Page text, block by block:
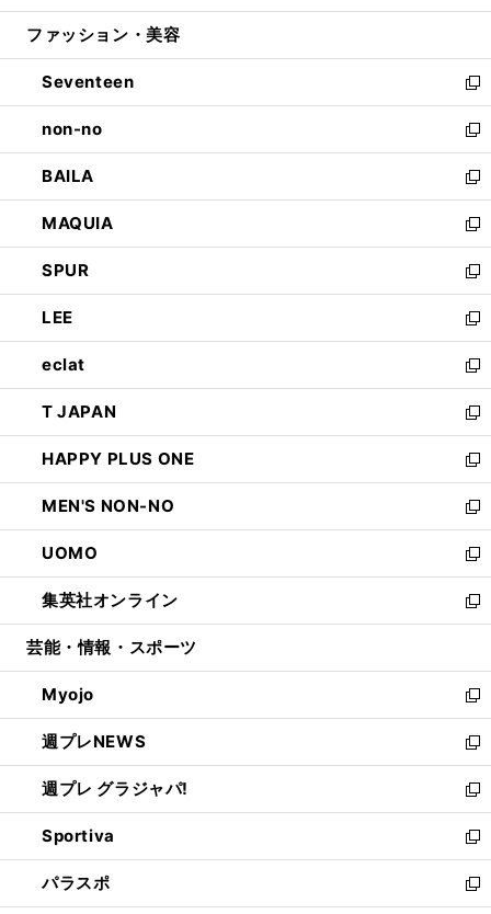
開
ウ
開
く
ン
ウ
で
開
く
ウ
ン
ド
ウ
で
開
く
ファッション・美容
Seventeen
新
し
い
ウ
ィ
ン
ド
ウ
で
開
く
non-no
新
し
い
ウ
ィ
ン
ド
ウ
で
開
く
BAILA
新
し
い
ウ
ィ
ン
ド
ウ
で
開
く
MAQUIA
新
し
い
ウ
ィ
ン
ド
ウ
で
開
く
SPUR
新
し
い
ウ
ィ
ン
ド
ウ
で
開
く
LEE
新
し
い
ウ
ィ
ン
ド
ウ
で
開
く
eclat
新
し
い
ウ
ィ
ン
ド
ウ
で
開
く
T JAPAN
新
し
い
ウ
ィ
ン
ド
ウ
で
開
HAPPY PLUS ONE
新
し
い
ウ
ィ
ン
ド
ウ
開
く
MEN'S NON-NO
新
し
い
ウ
ィ
ン
ウ
で
開
く
UOMO
新
し
い
ウ
ン
ド
ウ
で
開
く
集英社オンライン
新
し
ウ
ィ
ン
ド
ウ
で
開
く
芸能・情報・スポーツ
Myojo
新
し
い
ウ
ィ
ン
ド
ウ
で
開
週プレNEWS
新
し
い
ウ
ィ
ン
ド
ウ
週プレ グラジャパ!
新
し
い
ウ
ィ
ン
Sportiva
新
し
い
ウ
パラスポ
新